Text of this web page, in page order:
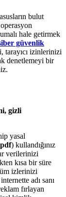
bulut
hale getirmek
güvenlik
tarayıcı izinlerinizi
denetlemeyi bir
gizli
yasal
) kullandığınız
verilerinizi
kısa bir süre
izlerinizi
adı sanı
fırlayan